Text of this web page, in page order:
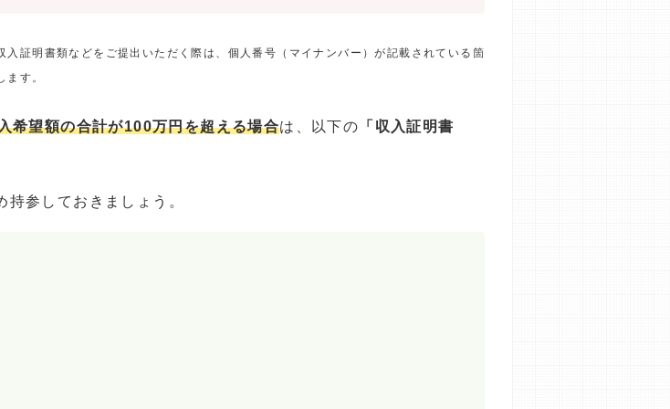
証明書類などをご提出いただく際は、個人番号（マイナンバー）が記載されている箇
す。
希望額の合計が100万円を超える場合は、以下の 「収入証明書
参しておきましょう。